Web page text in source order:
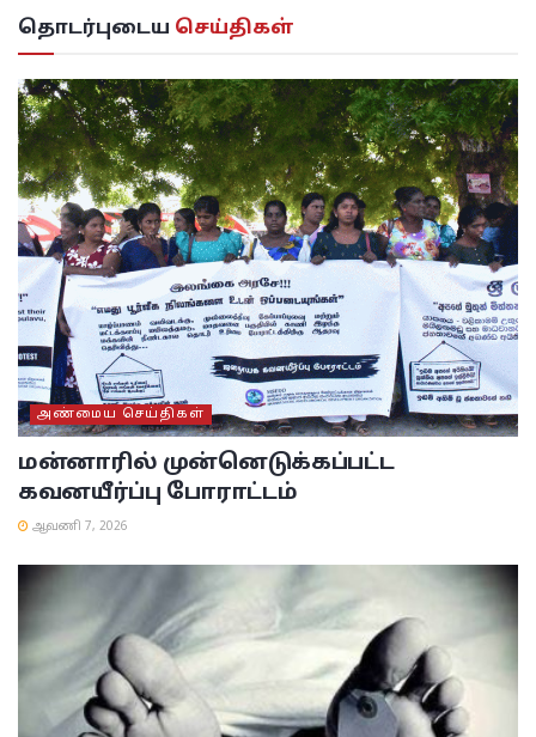
தொடர்புடைய செய்திகள்
அண்மைய செய்திகள்
மன்னாரில் முன்னெடுக்கப்பட்ட
கவனயீர்ப்பு போராட்டம்
ஆவணி 7, 2026